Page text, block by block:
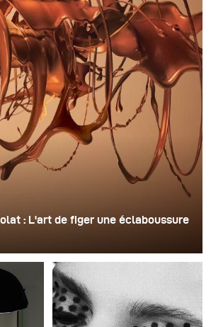
: L'art de figer une éclaboussure
en plastique bon marché. Il en a
un trou au centre de chacune
sur une perceuse. Cela a
rotative à plusieurs niveaux capable